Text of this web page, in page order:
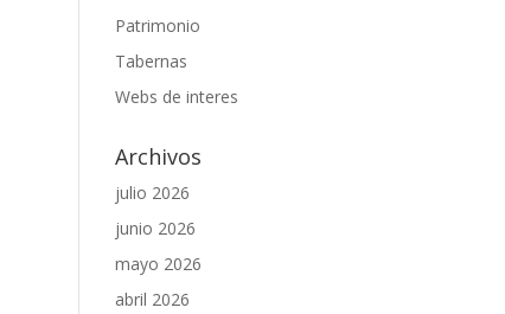
Patrimonio
Tabernas
Webs de interes
Archivos
julio 2026
junio 2026
mayo 2026
abril 2026